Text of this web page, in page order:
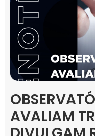
AVALIAM